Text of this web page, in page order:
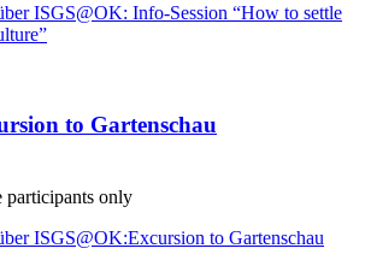
ISGS@OK: Info-Session “How to settle
to Gartenschau
participants only
ISGS@OK:Excursion to Gartenschau